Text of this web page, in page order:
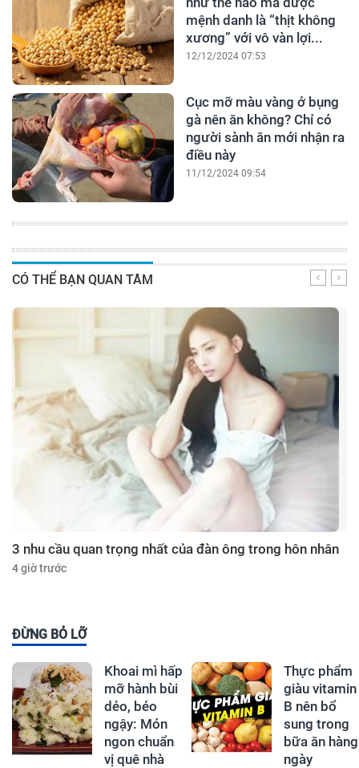
mệnh danh là “thịt không
xương” với vô vàn lợi...
12/12/2024 07:53
Cục mỡ màu vàng ở bụng
gà nên ăn không? Chỉ có
người sành ăn mới nhận ra
điều này
11/12/2024 09:54
CÓ THỂ BẠN QUAN TÂM
3 nhu cầu quan trọng nhất của đàn ông trong hôn nhân
4 giờ trước
ĐỪNG BỎ LỠ
Khoai mì hấp
mỡ hành bùi
dẻo, béo
ngậy: Món
ngon chuẩn
vị quê nhà
Thực phẩm
giàu vitamin
B nên bổ
sung trong
bữa ăn hàng
ngày